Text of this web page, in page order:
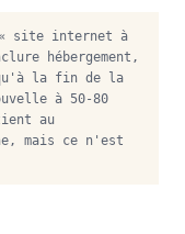
site internet à
hébergement,
qu'à la fin de la
à 50-80
au
mais ce n'est